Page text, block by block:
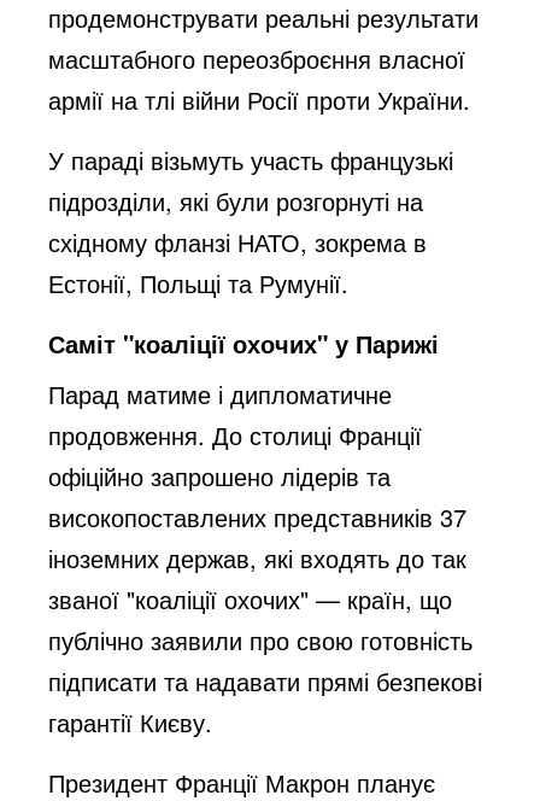
продемонструвати реальні результати
масштабного переозброєння власної
армії на тлі війни Росії проти України.
У параді візьмуть участь французькі
підрозділи, які були розгорнуті на
східному фланзі НАТО, зокрема в
Естонії, Польщі та Румунії.
Саміт "коаліції охочих" у Парижі
Парад матиме і дипломатичне
продовження. До столиці Франції
офіційно запрошено лідерів та
високопоставлених представників 37
іноземних держав, які входять до так
званої "коаліції охочих" — країн, що
публічно заявили про свою готовність
підписати та надавати прямі безпекові
гарантії Києву.
Президент Франції Макрон планує